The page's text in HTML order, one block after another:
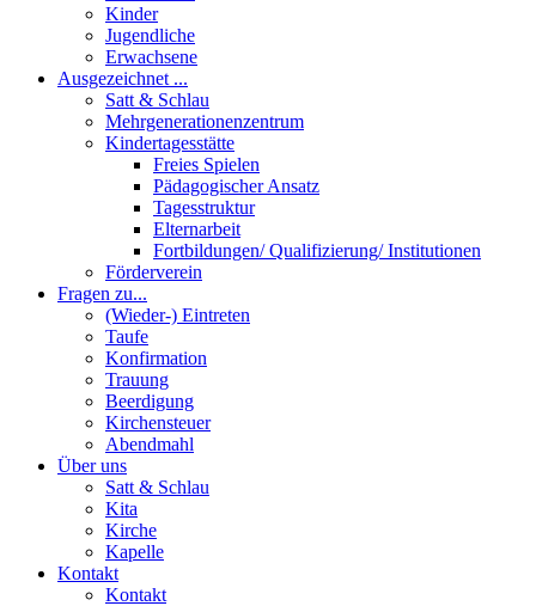
Kinder
Jugendliche
Erwachsene
Ausgezeichnet ...
Satt & Schlau
Mehrgenerationenzentrum
Kindertagesstätte
Freies Spielen
Pädagogischer Ansatz
Tagesstruktur
Elternarbeit
Fortbildungen/ Qualifizierung/ Institutionen
Förderverein
Fragen zu...
(Wieder-) Eintreten
Taufe
Konfirmation
Trauung
Beerdigung
Kirchensteuer
Abendmahl
Über uns
Satt & Schlau
Kita
Kirche
Kapelle
Kontakt
Kontakt